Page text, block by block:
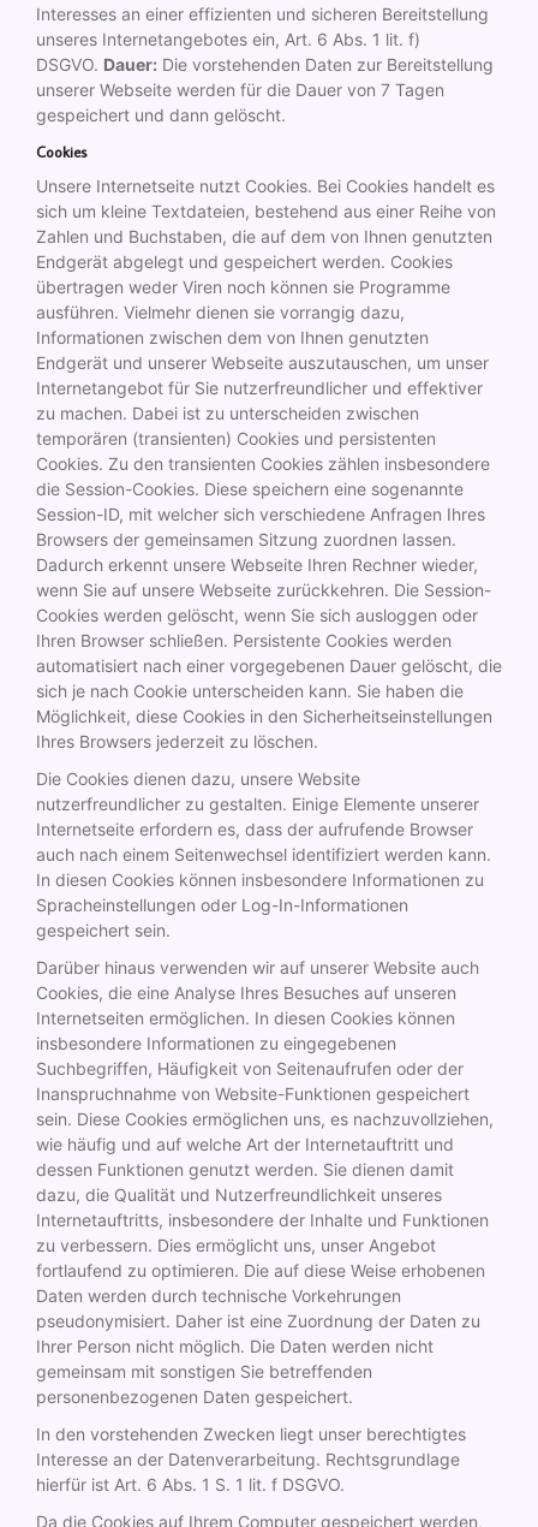
Interesses an einer effizienten und sicheren Bereitstellung
unseres Internetangebotes ein, Art. 6 Abs. 1 lit. f)
DSGVO. Dauer: Die vorstehenden Daten zur Bereitstellung
unserer Webseite werden für die Dauer von 7 Tagen
gespeichert und dann gelöscht.
Cookies
Unsere Internetseite nutzt Cookies. Bei Cookies handelt es
sich um kleine Textdateien, bestehend aus einer Reihe von
Zahlen und Buchstaben, die auf dem von Ihnen genutzten
Endgerät abgelegt und gespeichert werden. Cookies
übertragen weder Viren noch können sie Programme
ausführen. Vielmehr dienen sie vorrangig dazu,
Informationen zwischen dem von Ihnen genutzten
Endgerät und unserer Webseite auszutauschen, um unser
Internetangebot für Sie nutzerfreundlicher und effektiver
zu machen. Dabei ist zu unterscheiden zwischen
temporären (transienten) Cookies und persistenten
Cookies. Zu den transienten Cookies zählen insbesondere
die Session-Cookies. Diese speichern eine sogenannte
Session-ID, mit welcher sich verschiedene Anfragen Ihres
Browsers der gemeinsamen Sitzung zuordnen lassen.
Dadurch erkennt unsere Webseite Ihren Rechner wieder,
wenn Sie auf unsere Webseite zurückkehren. Die Session-
Cookies werden gelöscht, wenn Sie sich ausloggen oder
Ihren Browser schließen. Persistente Cookies werden
automatisiert nach einer vorgegebenen Dauer gelöscht, die
sich je nach Cookie unterscheiden kann. Sie haben die
Möglichkeit, diese Cookies in den Sicherheitseinstellungen
Ihres Browsers jederzeit zu löschen.
Die Cookies dienen dazu, unsere Website
nutzerfreundlicher zu gestalten. Einige Elemente unserer
Internetseite erfordern es, dass der aufrufende Browser
auch nach einem Seitenwechsel identifiziert werden kann.
In diesen Cookies können insbesondere Informationen zu
Spracheinstellungen oder Log-In-Informationen
gespeichert sein.
Darüber hinaus verwenden wir auf unserer Website auch
Cookies, die eine Analyse Ihres Besuches auf unseren
Internetseiten ermöglichen. In diesen Cookies können
insbesondere Informationen zu eingegebenen
Suchbegriffen, Häufigkeit von Seitenaufrufen oder der
Inanspruchnahme von Website-Funktionen gespeichert
sein. Diese Cookies ermöglichen uns, es nachzuvollziehen,
wie häufig und auf welche Art der Internetauftritt und
dessen Funktionen genutzt werden. Sie dienen damit
dazu, die Qualität und Nutzerfreundlichkeit unseres
Internetauftritts, insbesondere der Inhalte und Funktionen
zu verbessern. Dies ermöglicht uns, unser Angebot
fortlaufend zu optimieren. Die auf diese Weise erhobenen
Daten werden durch technische Vorkehrungen
pseudonymisiert. Daher ist eine Zuordnung der Daten zu
Ihrer Person nicht möglich. Die Daten werden nicht
gemeinsam mit sonstigen Sie betreffenden
personenbezogenen Daten gespeichert.
In den vorstehenden Zwecken liegt unser berechtigtes
Interesse an der Datenverarbeitung. Rechtsgrundlage
hierfür ist Art. 6 Abs. 1 S. 1 lit. f DSGVO.
Da die Cookies auf Ihrem Computer gespeichert werden,